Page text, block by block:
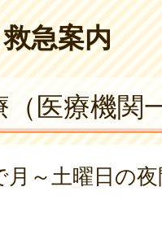
救急案内
医療機関
～土曜日の